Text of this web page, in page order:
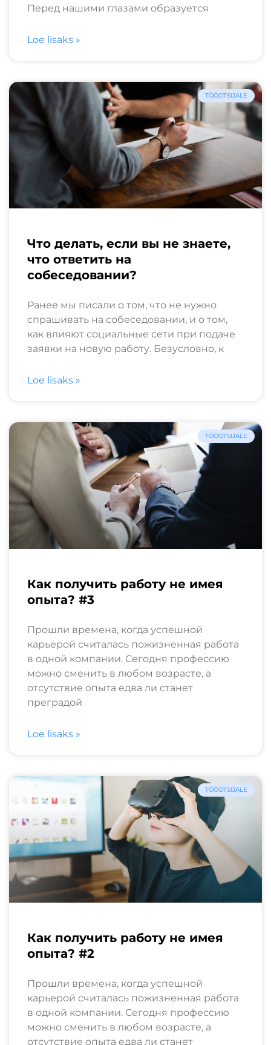
Перед нашими глазами образуется
Loe lisaks »
TÖÖOTSIJALE
Что делать, если вы не знаете,
что ответить на
собеседовании?
Ранее мы писали о том, что не нужно
спрашивать на собеседовании, и о том,
как влияют социальные сети при подаче
заявки на новую работу. Безусловно, к
Loe lisaks »
TÖÖOTSIJALE
Как получить работу не имея
опыта? #3
Прошли времена, когда успешной
карьерой считалась пожизненная работа
в одной компании. Сегодня профессию
можно сменить в любом возрасте, а
отсутствие опыта едва ли станет
преградой
Loe lisaks »
TÖÖOTSIJALE
Как получить работу не имея
опыта? #2
Прошли времена, когда успешной
карьерой считалась пожизненная работа
в одной компании. Сегодня профессию
можно сменить в любом возрасте, а
отсутствие опыта едва ли станет